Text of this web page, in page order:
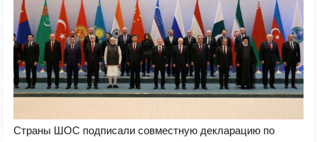
Страны ШОС подписали совместную декларацию по